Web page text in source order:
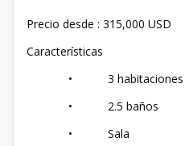
Precio desde : 315,000 USD
Características
• 3 habitaciones
• 2.5 baños
• Sala